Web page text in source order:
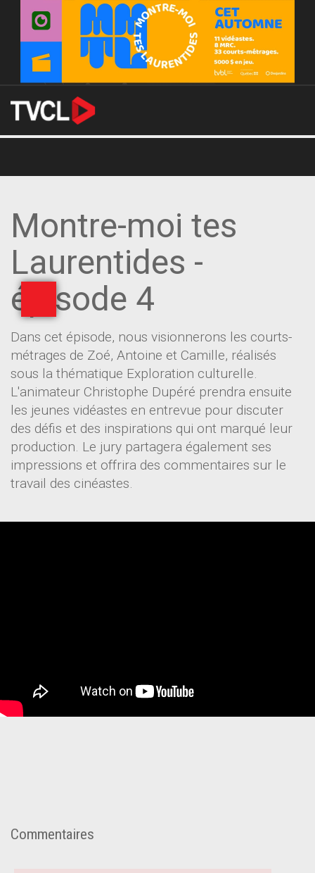
Montre-moi tes
Laurentides -
épisode 4
Dans cet épisode, nous visionnerons les courts-
métrages de Zoé, Antoine et Camille, réalisés
sous la thématique Exploration culturelle.
L'animateur Christophe Dupéré prendra ensuite
les jeunes vidéastes en entrevue pour discuter
des défis et des inspirations qui ont marqué leur
production. Le jury partagera également ses
impressions et offrira des commentaires sur le
travail des cinéastes.
Commentaires